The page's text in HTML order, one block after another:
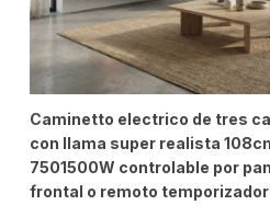
Caminetto electrico de tres
con llama super realista
7501500W controlable por
frontal o remoto temporizador